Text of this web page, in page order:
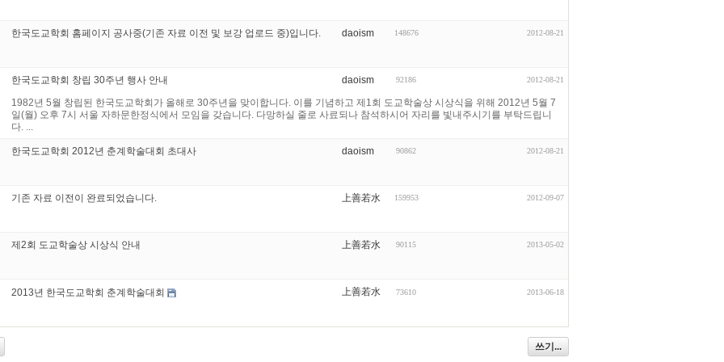
한국도교학회 홈페이지 공사중(기존 자료 이전 및 보강 업로드 중)입니다. daoism 148676 2012-08-21
한국도교학회 창립 30주년 행사 안내 daoism 92186 2012-08-21
1982년 5월 창립된 한국도교학회가 올해로 30주년을 맞이합니다. 이를 기념하고 제1회 도교학술상 시상식을 위해 2012년 5월 7
일(월) 오후 7시 서울 자하문한정식에서 모임을 갖습니다. 다망하실 줄로 사료되나 참석하시어 자리를 빛내주시기를 부탁드립니
다. ...
한국도교학회 2012년 춘계학술대회 초대사 daoism 90862 2012-08-21
기존 자료 이전이 완료되었습니다. 上善若水 159953 2012-09-07
제2회 도교학술상 시상식 안내 上善若水 90115 2013-05-02
2013년 한국도교학회 춘계학술대회 上善若水 73610 2013-06-18
쓰기...